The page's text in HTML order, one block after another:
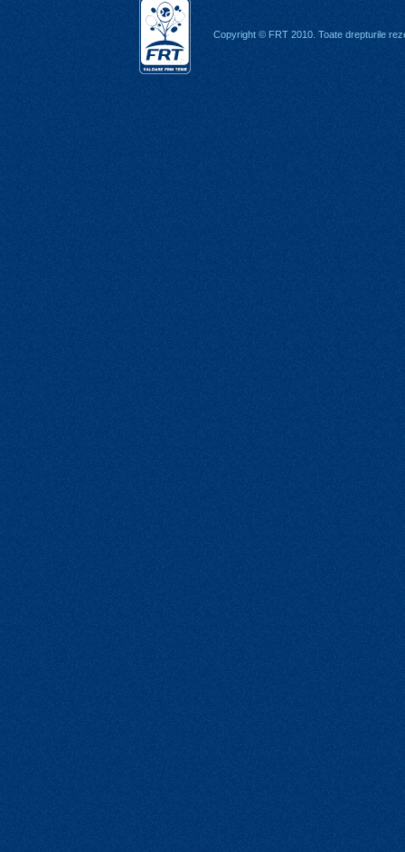
Copyright © FRT 2010. Toate drepturile